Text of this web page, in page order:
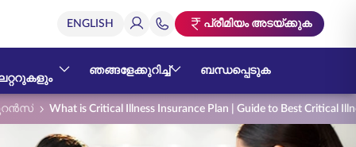
പ്രീമിയം അടയ്ക്കുക
ഞങ്ങളേക്കുറിച്ച് ബന്ധപ്പെടുക
What is Critical Illness Insurance Plan | Guide to Best Critical